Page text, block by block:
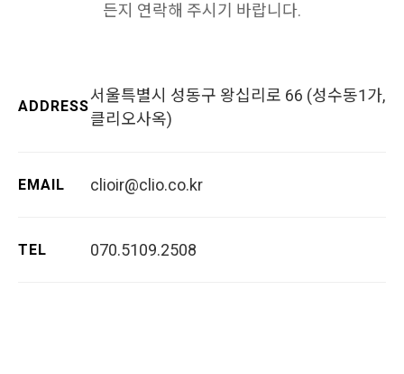
든지 연락해 주시기 바랍니다.
ADDRESS
서울특별시 성동구 왕십리로 66 (성수동1가,
클리오사옥)
EMAIL clioir@clio.co.kr
TEL 070.5109.2508